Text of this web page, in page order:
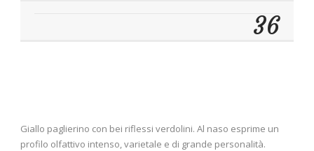
36
Giallo paglierino con bei riflessi verdolini. Al naso esprime un
profilo olfattivo intenso, varietale e di grande personalità.